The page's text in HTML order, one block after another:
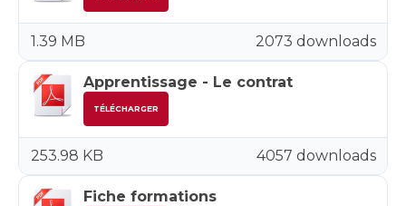
2073 downloads
1.39 MB
Apprentissage - Le contrat
TÉLÉCHARGER
4057 downloads
253.98 KB
Fiche formations